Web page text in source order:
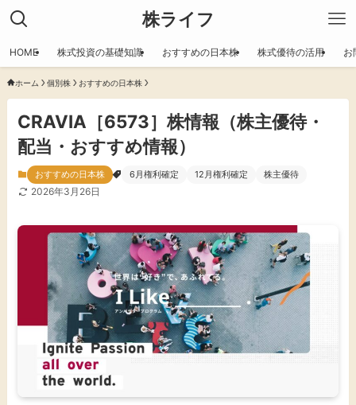
株ライフ
HOME 株式投資の基礎知識 おすすめの日本株 株式優待の活用 お
ホーム 個別株 おすすめの日本株
CRAVIA［6573］株情報（株主優待・
配当・おすすめ情報）
おすすめの日本株 6月権利確定 12月権利確定 株主優待
2026年3月26日